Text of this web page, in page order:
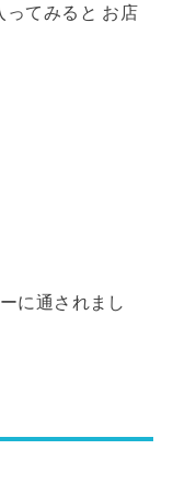
ってみると お店
に通されまし